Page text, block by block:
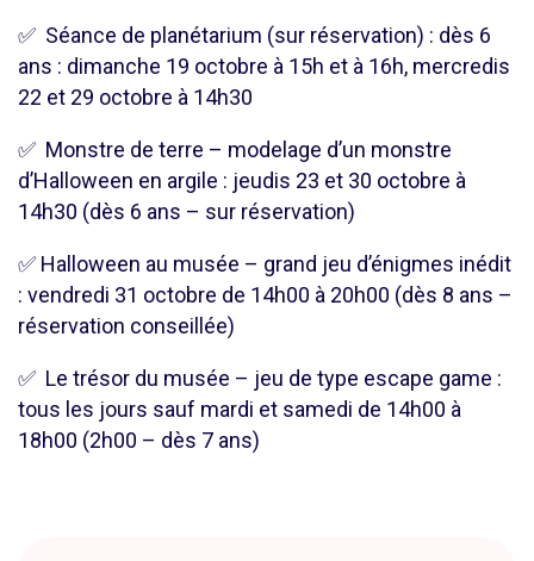
✅ Séance de planétarium (sur réservation) : dès 6
ans : dimanche 19 octobre à 15h et à 16h, mercredis
22 et 29 octobre à 14h30
✅ Monstre de terre – modelage d’un monstre
d’Halloween en argile : jeudis 23 et 30 octobre à
14h30 (dès 6 ans – sur réservation)
✅ Halloween au musée – grand jeu d’énigmes inédit
: vendredi 31 octobre de 14h00 à 20h00 (dès 8 ans –
réservation conseillée)
✅ Le trésor du musée – jeu de type escape game :
tous les jours sauf mardi et samedi de 14h00 à
18h00 (2h00 – dès 7 ans)